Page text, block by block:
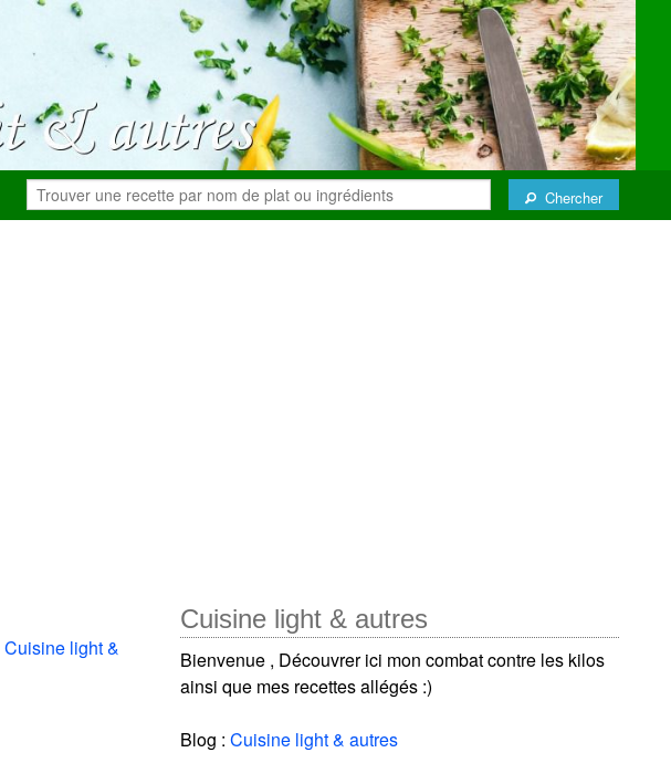
Chercher
Cuisine light &
Cuisine light & autres
Bienvenue , Découvrer ici mon combat contre les kilos
ainsi que mes recettes allégés :)
Blog :Cuisine light & autres